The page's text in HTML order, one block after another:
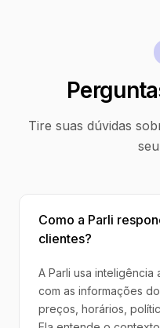
Tire suas dúvidas
Como a Parli
clientes?
A Parli usa inteligência
com as informações
preços, horários,